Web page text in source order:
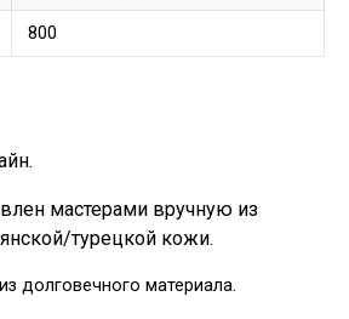
800
мастерами вручную из
турецкой кожи.
долговечного материала.